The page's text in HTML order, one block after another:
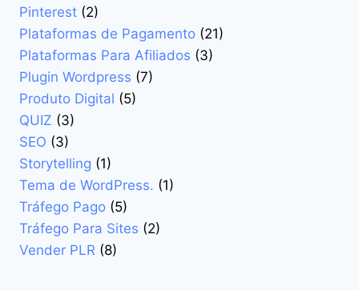
Pinterest (2)
Plataformas de Pagamento (21)
Plataformas Para Afiliados (3)
Plugin Wordpress (7)
Produto Digital (5)
QUIZ (3)
SEO (3)
Storytelling (1)
Tema de WordPress. (1)
Tráfego Pago (5)
Tráfego Para Sites (2)
Vender PLR (8)